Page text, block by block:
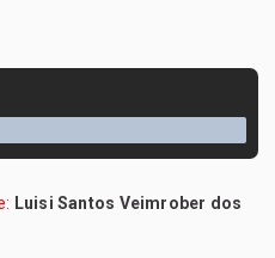
Luisi Santos Veimrober dos